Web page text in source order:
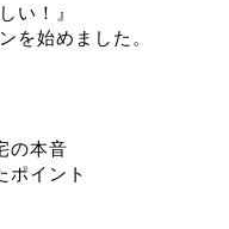
い！』
を始めました。
の本音
ポイント